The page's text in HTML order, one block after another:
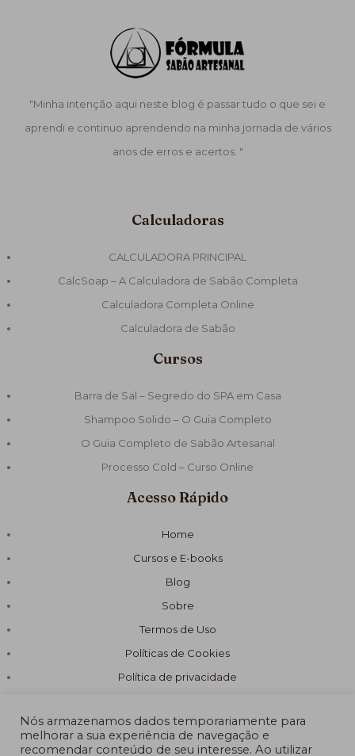
"Minha intenção aqui neste blog é passar tudo o que sei e
aprendi e continuo aprendendo na minha jornada de vários
anos de erros e acertos. "
Calculadoras
CALCULADORA PRINCIPAL
CalcSoap – A Calculadora de Sabão Completa
Calculadora Completa Online
Calculadora de Sabão
Cursos
Barra de Sal – Segredo do SPA em Casa
Shampoo Solido – O Guia Completo
O Guia Completo de Sabão Artesanal
Processo Cold – Curso Online
Acesso Rápido
Home
Cursos e E-books
Blog
Sobre
Termos de Uso
Políticas de Cookies
Política de privacidade
Nós armazenamos dados temporariamente para
melhorar a sua experiência de navegação e
recomendar conteúdo de seu interesse. Ao utilizar